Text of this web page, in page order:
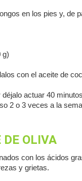
en los pies y, de
g)
con el aceite de
actuar 40
2 o 3 veces a la
OLIVA
con los ácidos
y grietas.